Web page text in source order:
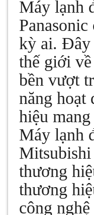
Máy lạnh
kỳ ai. Đây
thế giới
bền vượt
năng hoạt
hiệu
Máy lạnh
Mitsubishi
thương
thương
công